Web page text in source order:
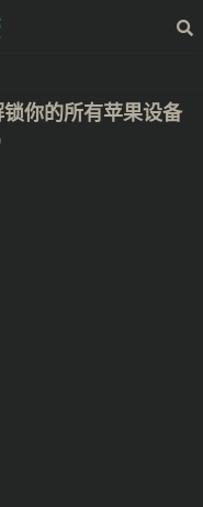
锁你的所有苹果设备